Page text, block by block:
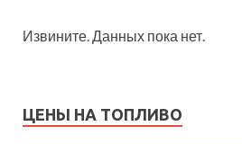
Извините. Данных пока нет.
ЦЕНЫ НА ТОПЛИВО